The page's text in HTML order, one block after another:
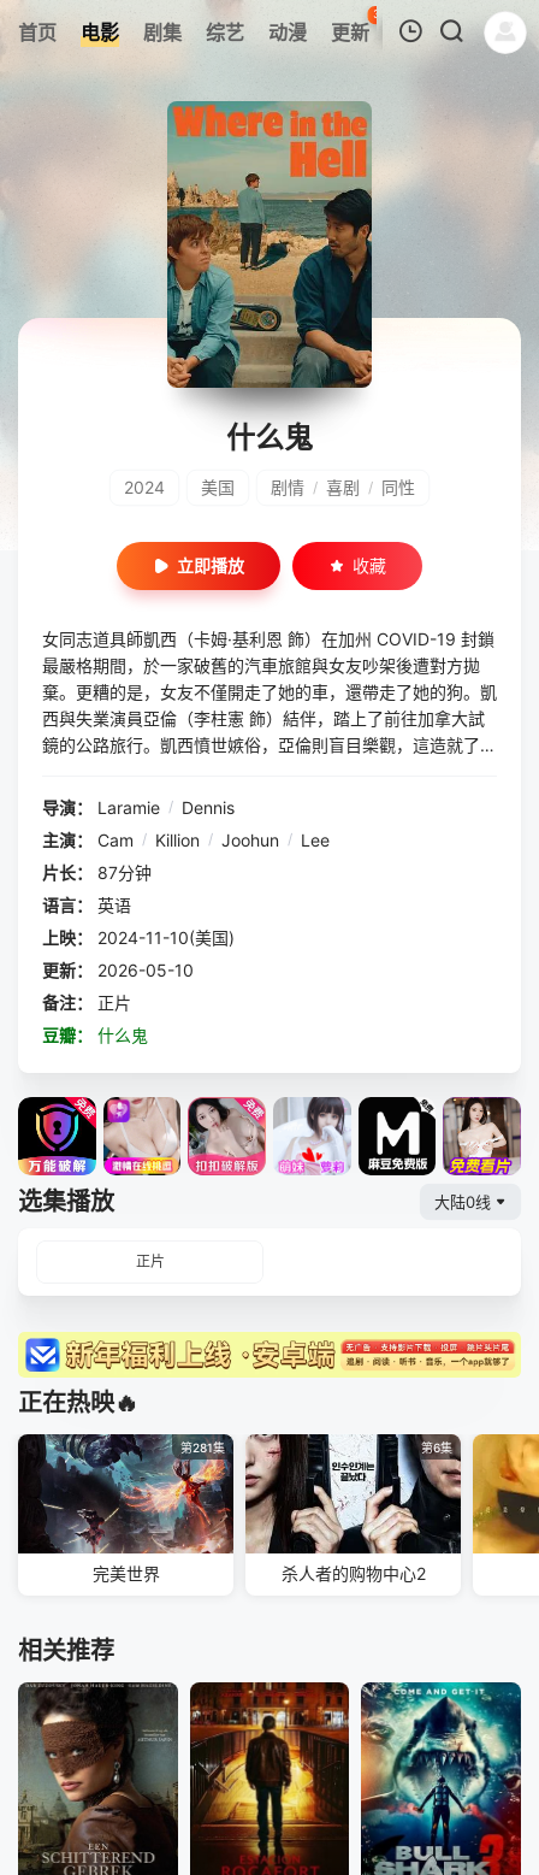
首页 电影 剧集 综艺 动漫 更新
38
热榜 APP
暂无观看影片的记录
什么鬼
2024 美国 剧情 / 喜剧 / 同性
立即播放 收藏
女同志道具師凱西（卡姆·基利恩 飾）在加州 COVID-19 封鎖
最嚴格期間，於一家破舊的汽車旅館與女友吵架後遭對方拋
棄。更糟的是，女友不僅開走了她的車，還帶走了她的狗。凱
西與失業演員亞倫（李柱憲 飾）結伴，踏上了前往加拿大試
鏡的公路旅行。凱西憤世嫉俗，亞倫則盲目樂觀，這造就了一
导演：
Laramie / Dennis
主演：
Cam / Killion / Joohun / Lee
片长：
87分钟
语言：
英语
上映：
2024-11-10(美国)
更新：
2026-05-10
备注：
正片
豆瓣：
什么鬼
选集播放 大陆0线
正片
正在热映🔥
第281集
完美世界
第6集
杀人者的购物中心2
相关推荐